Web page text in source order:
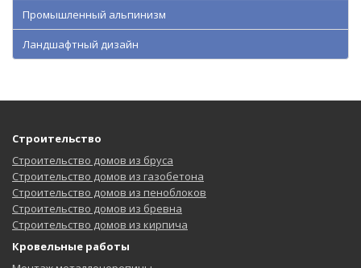
Промышленный альпинизм
Ландшафтный дизайн
Строительство
Строительство домов из бруса
Строительство домов из газобетона
Строительство домов из пеноблоков
Строительство домов из бревна
Строительство домов из кирпича
Кровельные работы